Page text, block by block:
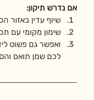
אם נדרש תיקון:
שיוף עדין באזור
שימון מקומי עם
ואפשר גם פשוט
לכם שמן תואם